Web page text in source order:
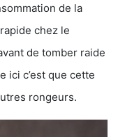
de la
chez le
de tomber raide
ici c’est que cette
rongeurs.